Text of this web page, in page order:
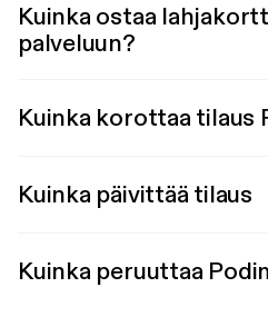
Kuinka ostaa
palveluun?
Kuinka korottaa tilaus
Kuinka päivittää tilaus
Kuinka peruuttaa